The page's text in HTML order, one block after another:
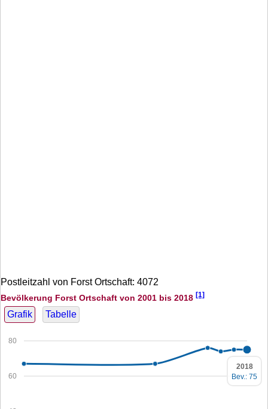
Postleitzahl von Forst Ortschaft: 4072
Bevölkerung Forst Ortschaft von 2001 bis 2018 [1]
Grafik Tabelle
60
80
2018
Bev.: 75